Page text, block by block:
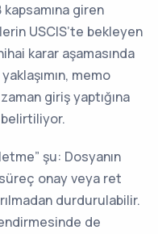
giren
USCIS’te bekleyen
karar aşamasında
memo
giriş yaptığına
belirtiliyor.
şu: Dosyanın
onay veya ret
durdurulabilir.
de